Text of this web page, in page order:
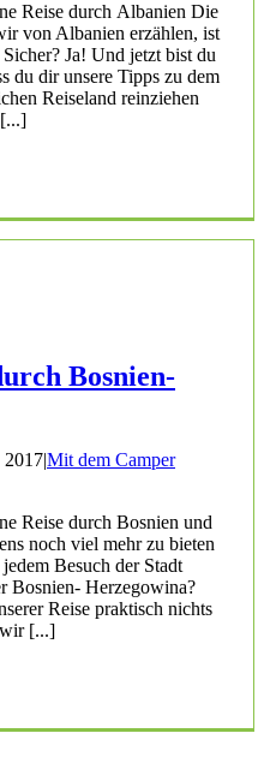
Reise durch Albanien Die
von Albanien erzählen, ist
Ja! Und jetzt bist du
du dir unsere Tipps zu dem
Reiseland reinziehen
Bosnien-
2017|Mit dem Camper
Reise durch Bosnien und
noch viel mehr zu bieten
Besuch der Stadt
Bosnien- Herzegowina?
Reise praktisch nichts
[...]